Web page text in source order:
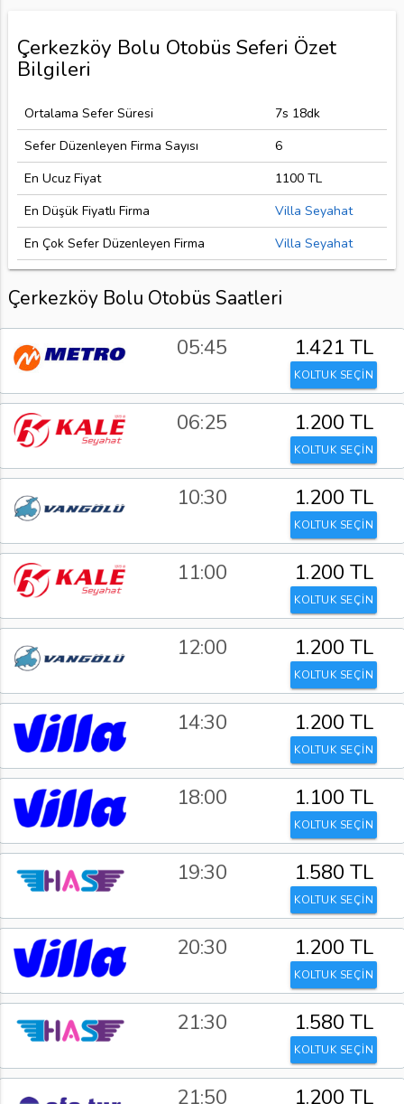
Çerkezköy Bolu Otobüs Seferi Özet
Bilgileri
Ortalama Sefer Süresi
7s 18dk
Sefer Düzenleyen Firma Sayısı
6
En Ucuz Fiyat
1100 TL
En Düşük Fiyatlı Firma
Villa Seyahat
En Çok Sefer Düzenleyen Firma
Villa Seyahat
Çerkezköy Bolu Otobüs Saatleri
05:45 1.421 TL
KOLTUK SEÇİN
06:25 1.200 TL
KOLTUK SEÇİN
10:30 1.200 TL
KOLTUK SEÇİN
11:00 1.200 TL
KOLTUK SEÇİN
12:00 1.200 TL
KOLTUK SEÇİN
14:30 1.200 TL
KOLTUK SEÇİN
18:00 1.100 TL
KOLTUK SEÇİN
19:30 1.580 TL
KOLTUK SEÇİN
20:30 1.200 TL
KOLTUK SEÇİN
21:30 1.580 TL
KOLTUK SEÇİN
21:50 1.200 TL